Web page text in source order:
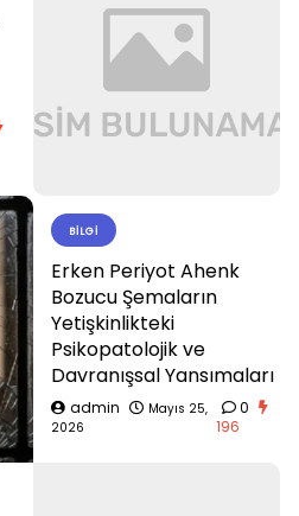
BILGI
Erken Periyot Ahenk
Bozucu Şemaların
Yetişkinlikteki
Psikopatolojik ve
Davranışsal Yansımaları
admin
Mayıs 25,
2026
0
196